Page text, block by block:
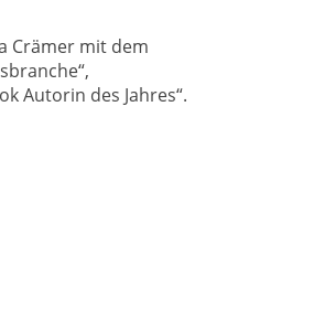
Crämer mit dem
Autorin des Jahres“.